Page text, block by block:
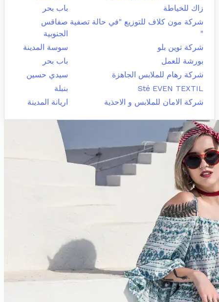
زاك للخياطة
باب بحر
شركة مون كلاف للتوزيع "في حالة تصفية
"
صفاقس
الجنوبية
شركة توين بلو
سوسة المدينة
بورشة للعمل
باب بحر
شركة رهام للملابس الجاهزة
سيدي حسين
Sté EVEN TEXTIL
بنبلة
شركة الامان للملابس و الاحذية
اريانة المدينة